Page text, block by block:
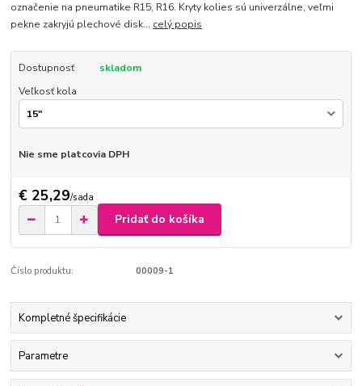
označenie na pneumatike R15, R16. Kryty kolies sú univerzálne, veľmi
pekne zakryjú plechové disk... celý popis
Dostupnosť
skladom
Veľkosť kola
Nie sme platcovia DPH
€ 25,29/sada
Pridať do košíka
Číslo produktu: 00009-1
Kompletné špecifikácie
Parametre